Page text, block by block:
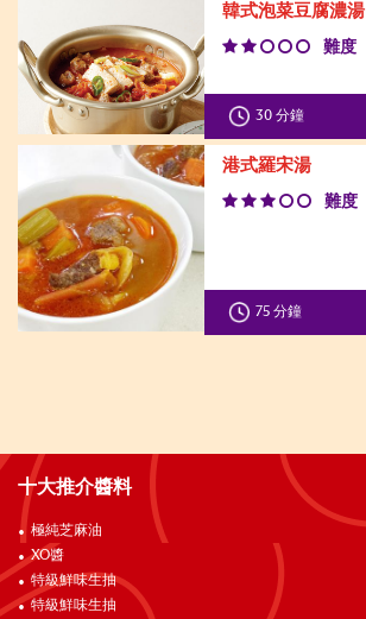
韓式泡菜豆腐濃湯
難度
30 分鐘
港式羅宋湯
難度
75 分鐘
十大推介醬料
極純芝麻油
XO醬
特級鮮味生抽
特級鮮味生抽